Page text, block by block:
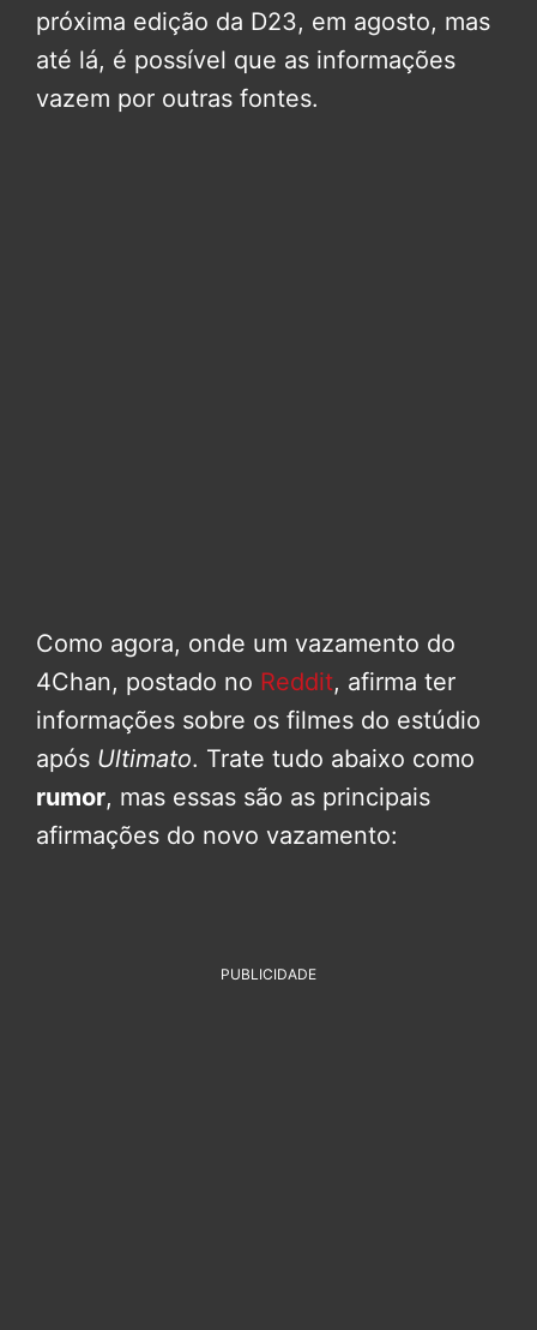
próxima edição da D23, em agosto, mas
até lá, é possível que as informações
vazem por outras fontes.
Como agora, onde um vazamento do
4Chan, postado no Reddit, afirma ter
informações sobre os filmes do estúdio
após Ultimato. Trate tudo abaixo como
rumor, mas essas são as principais
afirmações do novo vazamento:
PUBLICIDADE